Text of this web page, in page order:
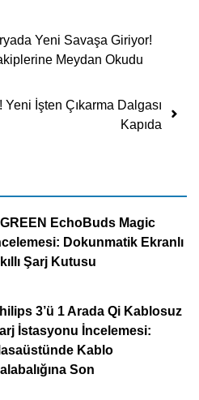
Yeni Savaşa Giriyor!
Meydan Okudu
Yeni İşten Çıkarma Dalgası
Kapıda
EchoBuds Magic
Dokunmatik Ekranlı
Şarj Kutusu
3’ü 1 Arada Qi Kablosuz
İstasyonu İncelemesi:
Kablo
Son